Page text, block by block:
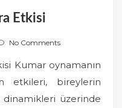
Etkisi
No Comments
Kumar oynamanın
etkileri, bireylerin
dinamikleri üzerinde